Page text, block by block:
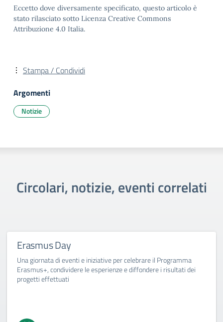
Eccetto dove diversamente specificato, questo articolo è
stato rilasciato sotto Licenza Creative Commons
Attribuzione 4.0 Italia.
Stampa / Condividi
Argomenti
Notizie
Circolari, notizie, eventi correlati
Erasmus Day
Una giornata di eventi e iniziative per celebrare il Programma
Erasmus+, condividere le esperienze e diffondere i risultati dei
progetti effettuati